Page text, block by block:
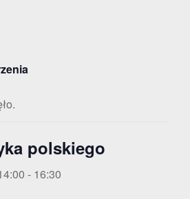
polskiego
- 16:30